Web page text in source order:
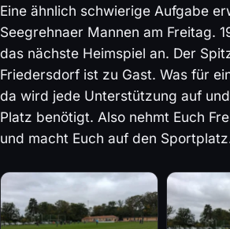
Eine ähnlich schwierige Aufgabe
Seegrehnaer Mannen am Freitag.
das nächste Heimspiel an. Der
Friedersdorf ist zu Gast. Was für
da wird jede Unterstützung auf
Platz benötigt. Also nehmt Euch
und macht Euch auf den